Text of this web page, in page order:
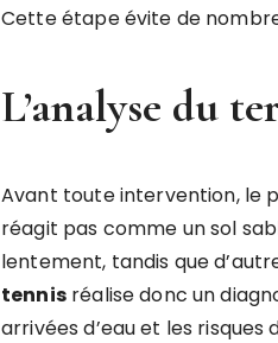
Cette étape évite de
L’analyse du
Avant toute intervention, le
réagit pas comme un sol
lentement, tandis que
tennisréalise donc un
arrivées d’eau et les